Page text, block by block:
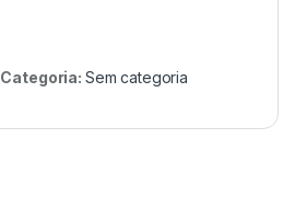
Categoria: Sem categoria